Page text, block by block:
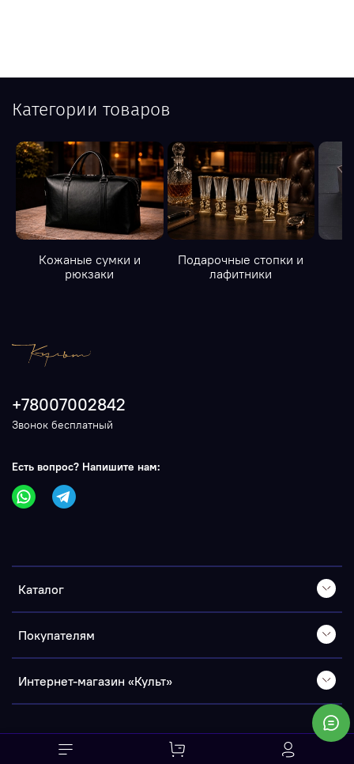
Категории товаров
Кожаные сумки и
рюкзаки
Подарочные стопки и
лафитники
Каталог
Покупателям
Интернет-магазин «Культ»
+78007002842
Звонок бесплатный
Есть вопрос? Напишите нам: